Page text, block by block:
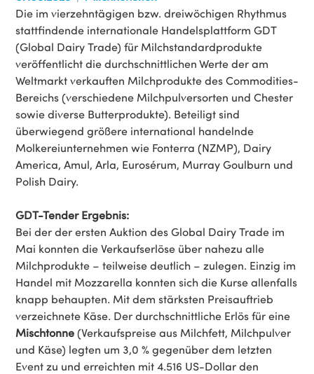
Die im vierzehntägigen bzw. dreiwöchigen Rhythmus
stattfindende internationale Handelsplattform GDT
(Global Dairy Trade) für Milchstandardprodukte
veröffentlicht die durchschnittlichen Werte der am
Weltmarkt verkauften Milchprodukte des Commodities-
Bereichs (verschiedene Milchpulversorten und Chester
sowie diverse Butterprodukte). Beteiligt sind
überwiegend größere international handelnde
Molkereiunternehmen wie Fonterra (NZMP), Dairy
America, Amul, Arla, Eurosérum, Murray Goulburn und
Polish Dairy.
GDT-Tender Ergebnis:
Bei der der ersten Auktion des Global Dairy Trade im
Mai konnten die Verkaufserlöse über nahezu alle
Milchprodukte – teilweise deutlich – zulegen. Einzig im
Handel mit Mozzarella konnten sich die Kurse allenfalls
knapp behaupten. Mit dem stärksten Preisauftrieb
verzeichnete Käse. Der durchschnittliche Erlös für eine
Mischtonne(Verkaufspreise aus Milchfett, Milchpulver
und Käse) legten um 3,0 % gegenüber dem letzten
Event zu und erreichten mit 4.516 US-Dollar den